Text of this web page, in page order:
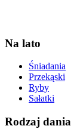
Na lato
Śniadania
Przekąski
Ryby
Sałatki
Rodzaj dania